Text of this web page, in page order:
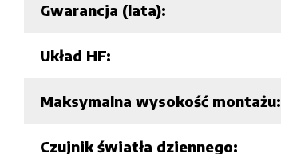
Gwarancja (lata):
Układ HF:
Maksymalna wysokość montażu:
Czujnik światła dziennego: